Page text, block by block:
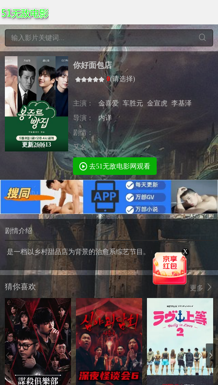
更新260613
你好面包店
0(请选择)
主演： 金喜爱 车胜元 金宣虎 李基泽
导演：
内详
剧情：
又名：
去51无敌电影网观看
剧情介绍
是一档以乡村甜品店为背景的治愈系综艺节目。
更多
猜你喜欢
X